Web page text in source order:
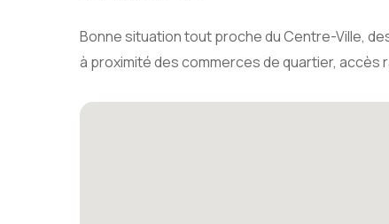
Bonne situation tout proche du Centre-Ville,
à proximité des commerces de quartier, accès